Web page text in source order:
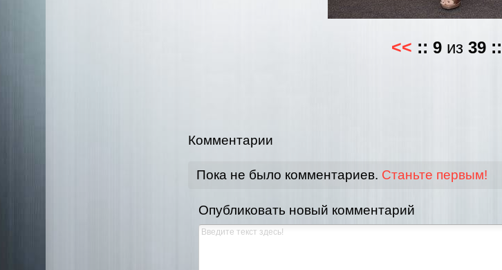
<< :: 9из 39 ::
Комментарии
Пока не было комментариев. Станьте первым!
Опубликовать новый комментарий